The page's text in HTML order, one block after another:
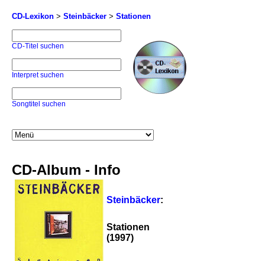
CD-Lexikon > Steinbäcker > Stationen
CD-Titel suchen
Interpret suchen
Songtitel suchen
CD-Album - Info
Steinbäcker:
Stationen
(1997)